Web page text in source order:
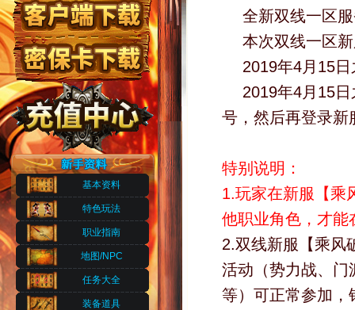
基本资料
特色玩法
职业指南
地图/NPC
任务大全
装备道具
全新双线一区
本次双线一区
2019年4月15
2019年4月15
号，然后再登录新
特别说明：
1.玩家在新服【乘
他职业角色，才能
2.双线新服【乘风
活动（势力战、门
等）可正常参加，